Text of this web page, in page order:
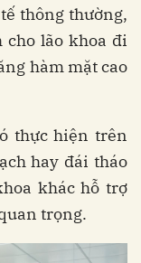
thông thường,
cho lão khoa đi
hàm mặt cao
thực hiện trên
hay đái tháo
khác hỗ trợ
trọng.